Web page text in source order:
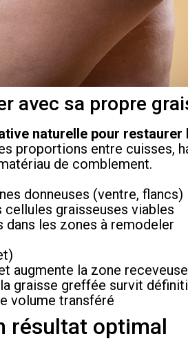
avec sa propre
naturelle pour restaurer
proportions entre cuisses,
de comblement.
donneuses (ventre, flancs)
graisseuses viables
les zones à remodeler
augmente la zone receveuse
graisse greffée survit
volume transféré
résultat optimal